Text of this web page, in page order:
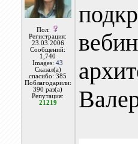
Пол:
Регистрация:
23.03.2006
Сообщений:
1,740
Images:43
Сказал(а)
спасибо: 385
Поблагодарили:
390 раз(а)
Репутация:
21219